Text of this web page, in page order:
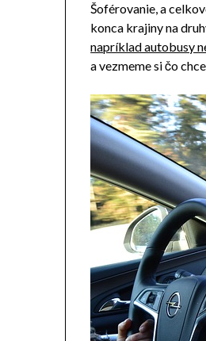
Šoférovanie, a
konca krajiny na
napríklad autobusy
a vezmeme si čo